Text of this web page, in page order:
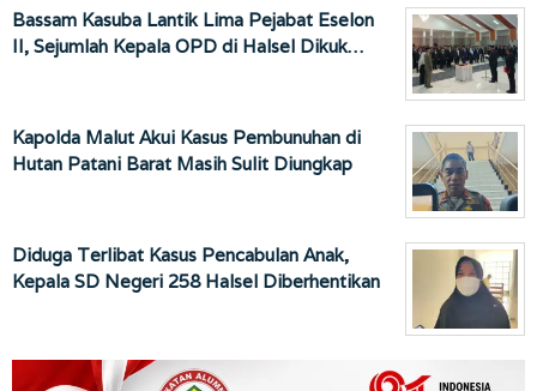
Bassam Kasuba Lantik Lima Pejabat Eselon
II, Sejumlah Kepala OPD di Halsel Dikuk…
Kapolda Malut Akui Kasus Pembunuhan di
Hutan Patani Barat Masih Sulit Diungkap
Diduga Terlibat Kasus Pencabulan Anak,
Kepala SD Negeri 258 Halsel Diberhentikan